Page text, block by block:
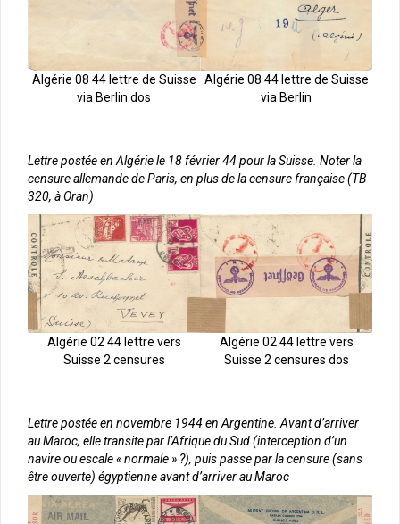
Algérie 08 44 lettre de Suisse
via Berlin dos
Algérie 08 44 lettre de Suisse
via Berlin
Lettre postée en Algérie le 18 février 44 pour la Suisse. Noter la
censure allemande de Paris, en plus de la censure française (TB
320, à Oran)
Algérie 02 44 lettre vers
Suisse 2 censures
Algérie 02 44 lettre vers
Suisse 2 censures dos
Lettre postée en novembre 1944 en Argentine. Avant d’arriver
au Maroc, elle transite par l’Afrique du Sud (interception d’un
navire ou escale « normale » ?), puis passe par la censure (sans
être ouverte) égyptienne avant d’arriver au Maroc